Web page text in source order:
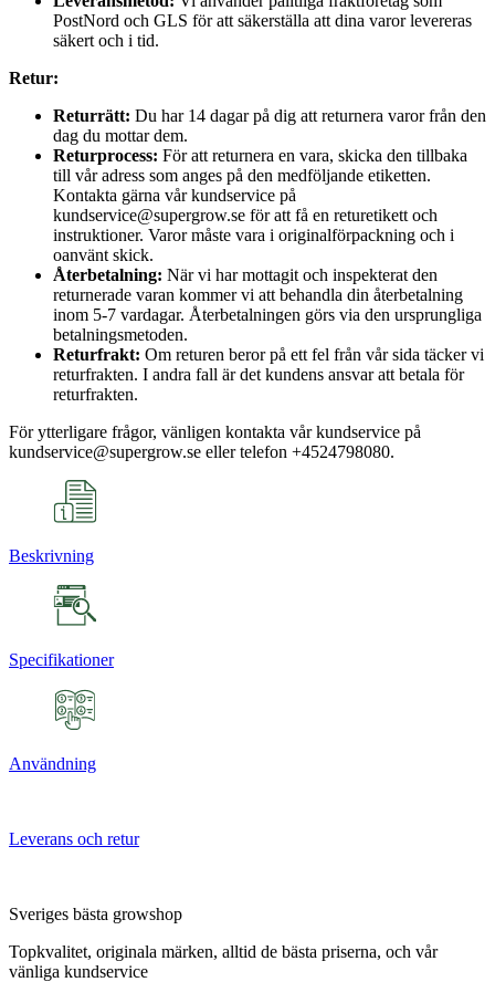
PostNord och GLS för att säkerställa att dina varor levereras
säkert och i tid.
Retur:
Returrätt: Du har 14 dagar på dig att returnera varor från den
dag du mottar dem.
Returprocess: För att returnera en vara, skicka den tillbaka
till vår adress som anges på den medföljande etiketten.
Kontakta gärna vår kundservice på
kundservice@supergrow.se för att få en returetikett och
instruktioner. Varor måste vara i originalförpackning och i
oanvänt skick.
Återbetalning: När vi har mottagit och inspekterat den
returnerade varan kommer vi att behandla din återbetalning
inom 5-7 vardagar. Återbetalningen görs via den ursprungliga
betalningsmetoden.
Returfrakt: Om returen beror på ett fel från vår sida täcker vi
returfrakten. I andra fall är det kundens ansvar att betala för
returfrakten.
För ytterligare frågor, vänligen kontakta vår kundservice på
kundservice@supergrow.se eller telefon +4524798080.
Beskrivning
Specifikationer
Användning
Leverans och retur
Sveriges bästa growshop
Topkvalitet, originala märken, alltid de bästa priserna, och vår
vänliga kundservice